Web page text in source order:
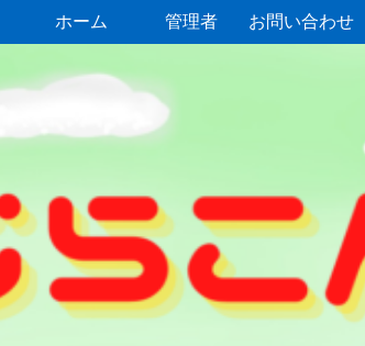
ホーム 管理者 お問い合わせ